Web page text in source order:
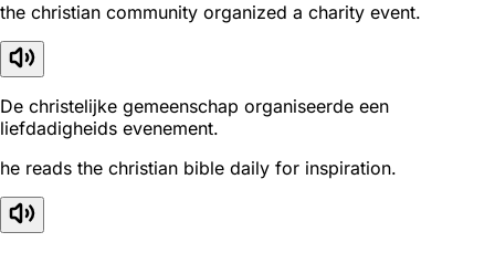
the christian community organized a charity event.
De christelijke gemeenschap organiseerde een
liefdadigheids evenement.
he reads the christian bible daily for inspiration.